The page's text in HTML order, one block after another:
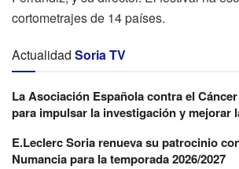
cortometrajes de 14 países.
Actualidad Soria TV
La Asociación Española contra el
para impulsar la investigación y mejorar
E.Leclerc Soria renueva su patrocinio
Numancia para la temporada 2026/2027